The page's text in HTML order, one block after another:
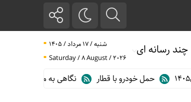
چند رسانه ای
شنبه / ۱۷ مرداد / ۱۴۰۵
Saturday / 8 August / 2026
حمل خودرو با قطار
نگاهی به مهم ترین آمارهای حمل و نقل